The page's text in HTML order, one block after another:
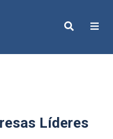
Search
Líderes